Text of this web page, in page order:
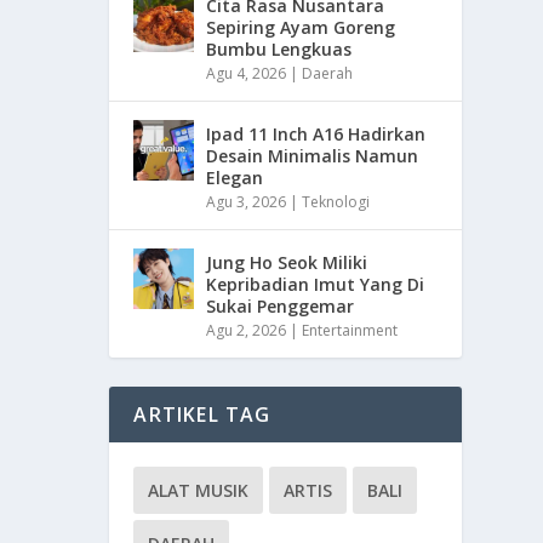
Cita Rasa Nusantara
Sepiring Ayam Goreng
Bumbu Lengkuas
Agu 4, 2026 | Daerah
Ipad 11 Inch A16 Hadirkan
Desain Minimalis Namun
Elegan
Agu 3, 2026 |Teknologi
Jung Ho Seok Miliki
Kepribadian Imut Yang Di
Sukai Penggemar
Agu 2, 2026 | Entertainment
ARTIKEL TAG
ALAT MUSIK ARTIS BALI